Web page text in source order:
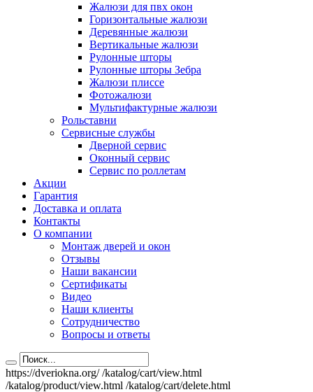
Жалюзи для пвх окон
Горизонтальные жалюзи
Деревянные жалюзи
Вертикальные жалюзи
Рулонные шторы
Рулонные шторы Зебра
Жалюзи плиссе
Фотожалюзи
Мультифактурные жалюзи
Рольставни
Сервисные службы
Дверной сервис
Оконный сервис
Сервис по роллетам
Акции
Гарантия
Доставка и оплата
Контакты
О компании
Монтаж дверей и окон
Отзывы
Наши вакансии
Сертификаты
Видео
Наши клиенты
Сотрудничество
Вопросы и ответы
https://dveriokna.org/ /katalog/cart/view.html
/katalog/product/view.html /katalog/cart/delete.html